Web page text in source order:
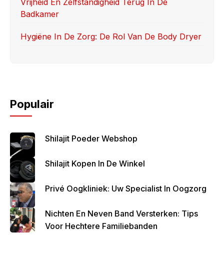
Badkamer
Hygiëne In De Zorg: De Rol Van De Body Dryer
Populair
Shilajit Poeder Webshop
Shilajit Kopen In De Winkel
Privé Oogkliniek: Uw Specialist In Oogzorg
Nichten En Neven Band Versterken: Tips
Voor Hechtere Familiebanden